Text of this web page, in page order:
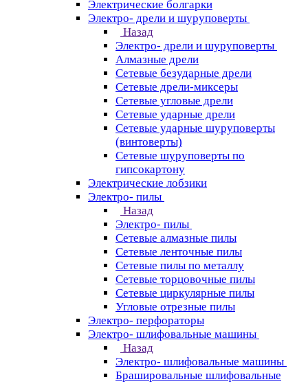
Электрические болгарки
Электро- дрели и шуруповерты
Назад
Электро- дрели и шуруповерты
Алмазные дрели
Сетевые безударные дрели
Сетевые дрели-миксеры
Сетевые угловые дрели
Сетевые ударные дрели
Сетевые ударные шуруповерты
(винтоверты)
Сетевые шуруповерты по
гипсокартону
Электрические лобзики
Электро- пилы
Назад
Электро- пилы
Сетевые алмазные пилы
Сетевые ленточные пилы
Сетевые пилы по металлу
Сетевые торцовочные пилы
Сетевые циркулярные пилы
Угловые отрезные пилы
Электро- перфораторы
Электро- шлифовальные машины
Назад
Электро- шлифовальные машины
Брашировальные шлифовальные